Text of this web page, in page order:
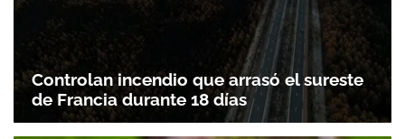
Controlan incendio que arrasó el sureste
de Francia durante 18 días